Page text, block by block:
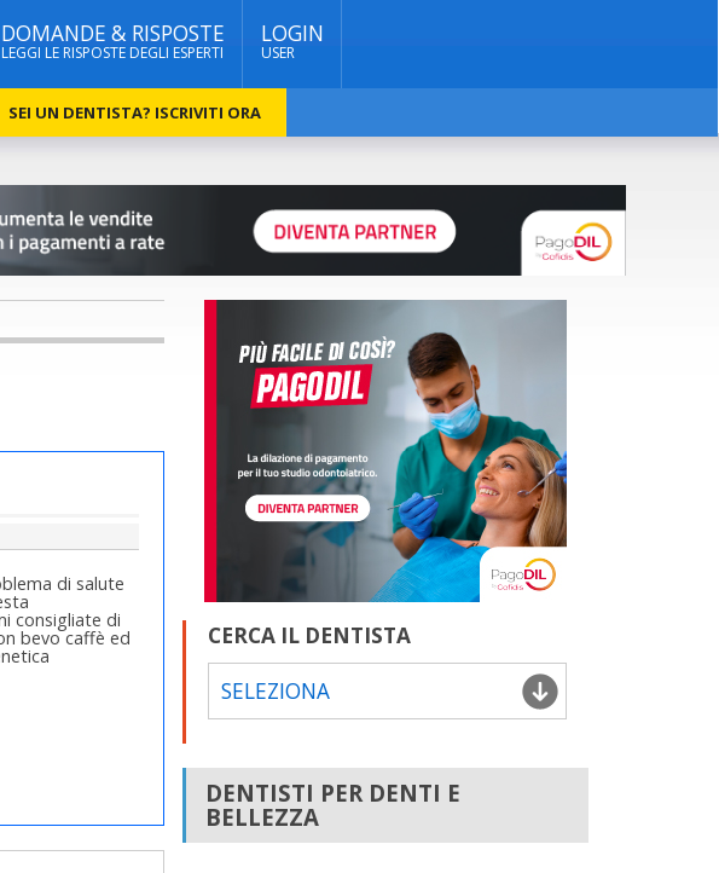
DOMANDE & RISPOSTE
LEGGI LE RISPOSTE DEGLI ESPERTI
LOGIN
USER
SEI UN DENTISTA? ISCRIVITI ORA
di salute
consigliate di
bevo caffè ed
CERCA IL DENTISTA
SELEZIONA
DENTISTI PER DENTI E
BELLEZZA